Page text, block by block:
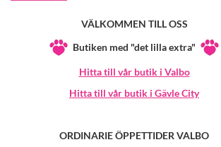
VÄLKOMMEN TILL OSS
Butiken med "det lilla extra"
Hitta till vår butik i Valbo
Hitta till vår butik i Gävle City
ORDINARIE ÖPPETTIDER VALBO